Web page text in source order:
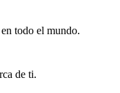
todo el mundo.
de ti.